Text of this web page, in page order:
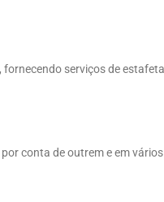
serviços de
conta de outrem e em